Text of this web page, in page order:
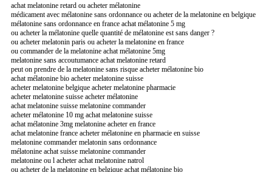
achat melatonine retard ou acheter mélatonine
médicament avec mélatonine sans ordonnance ou acheter de la melatonine en belgique
mélatonine sans ordonnance en france achat mélatonine 5 mg
ou acheter la mélatonine quelle quantité de mélatonine est sans danger ?
ou acheter melatonin paris ou acheter la melatonine en france
ou commander de la melatonine achat mélatonine 5mg
melatonine sans accoutumance achat melatonine retard
peut on prendre de la melatonine sans risque acheter mélatonine bio
achat mélatonine bio acheter melatonine suisse
acheter melatonine belgique acheter melatonine pharmacie
acheter melatonine suisse acheter mélatonine
achat melatonine suisse melatonine commander
acheter mélatonine 10 mg achat melatonine suisse
achat mélatonine 3mg melatonine acheter en france
achat melatonine france acheter mélatonine en pharmacie en suisse
melatonine commander melatonin sans ordonnance
mélatonine achat suisse melatonine commander
melatonine ou l acheter achat melatonine natrol
ou acheter de la melatonine en belgique achat mélatonine bio